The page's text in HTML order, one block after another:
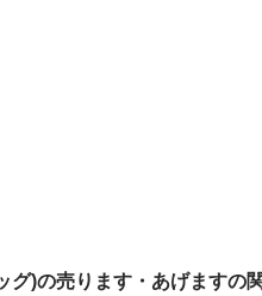
グ)の売ります・あげますの